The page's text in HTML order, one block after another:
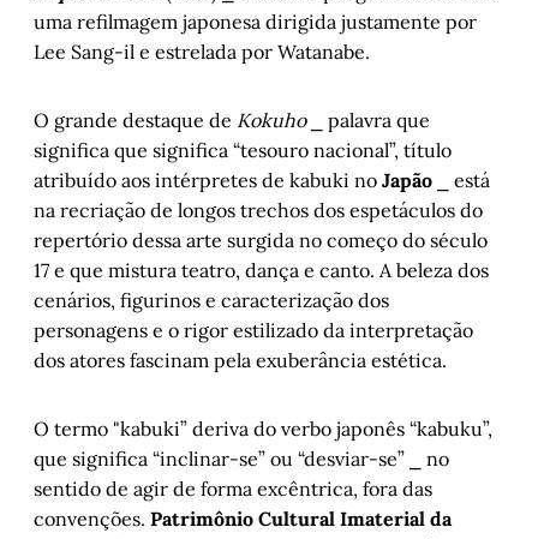
uma refilmagem japonesa dirigida justamente por
Lee Sang-il e estrelada por Watanabe.
O grande destaque de Kokuho⎯ palavra que
significa que significa “tesouro nacional”, título
atribuído aos intérpretes de kabuki no Japão ⎯ está
na recriação de longos trechos dos espetáculos do
repertório dessa arte surgida no começo do século
17 e que mistura teatro, dança e canto. A beleza dos
cenários, figurinos e caracterização dos
personagens e o rigor estilizado da interpretação
dos atores fascinam pela exuberância estética.
O termo "kabuki” deriva do verbo japonês “kabuku”,
que significa “inclinar-se” ou “desviar-se” ⎯ no
sentido de agir de forma excêntrica, fora das
convenções. Patrimônio Cultural Imaterial da